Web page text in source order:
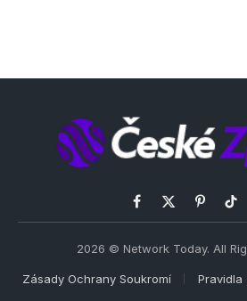
Facebook
X
Pinterest
2026 © Network Today. All
Zásady Ochrany Soukromí Pravidla